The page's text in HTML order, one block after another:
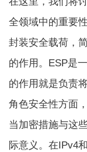
全领域中的重要性
封装安全载荷，
的作用。ESP是
的作用就是负责
角色安全性方面
当加密措施与这
际意义。在IPv4